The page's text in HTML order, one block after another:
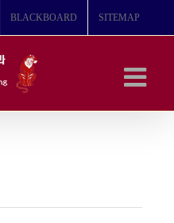
BLACKBOARD SITEMAP